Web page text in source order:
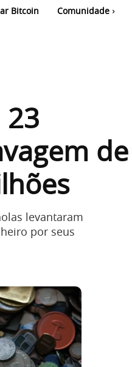
Bitcoin Comunidade
de
levantaram
por seus